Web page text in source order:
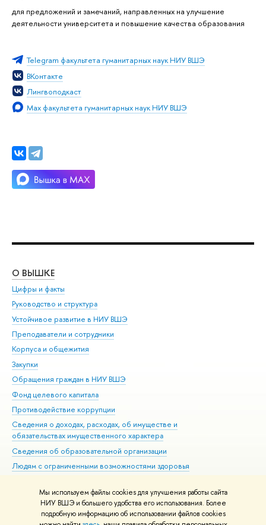
Мы используем файлы cookies для улучшения работы сайта
НИУ ВШЭ и большего удобства его использования. Более
подробную информацию об использовании файлов cookies
для предложений и замечаний, направленных на улучшение
деятельности университета и повышение качества образования
Telegram факультета гуманитарных наук НИУ ВШЭ
ВКонтакте
Лингвоподкаст
Max факультета гуманитарных наук НИУ ВШЭ
О ВЫШКЕ
Цифры и факты
Руководство и структура
Устойчивое развитие в НИУ ВШЭ
Преподаватели и сотрудники
Корпуса и общежития
Закупки
Обращения граждан в НИУ ВШЭ
Фонд целевого капитала
Противодействие коррупции
Сведения о доходах, расходах, об имуществе и
обязательствах имущественного характера
Сведения об образовательной организации
Людям с ограниченными возможностями здоровья
Работа в Вышке